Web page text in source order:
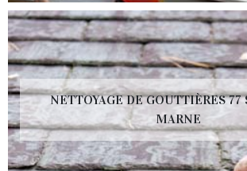
NETTOYAGE DE GOUTTIÈRES 77
MARNE